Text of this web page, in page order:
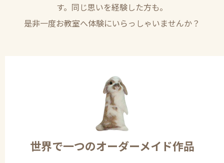
す。同じ思いを経験した方も。
是非一度お教室へ体験にいらっしゃいませんか？
世界で一つのオーダーメイド作品